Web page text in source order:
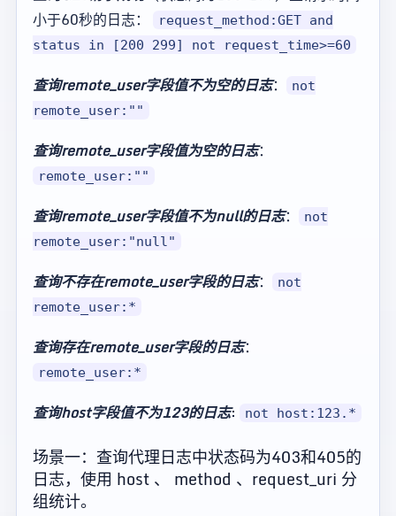
小于60秒的日志：
request_method:GET and
status in [200 299] not request_time>=60
查询remote_user字段值不为空的日志：
not
remote_user:""
查询remote_user字段值为空的日志：
remote_user:""
查询remote_user字段值不为null的日志：
not
remote_user:"null"
查询不存在remote_user字段的日志：
not
remote_user:*
查询存在remote_user字段的日志：
remote_user:*
查询host字段值不为123的日志: not host:123.*
场景一：查询代理日志中状态码为403和405的
日志，使用 host 、 method 、request_uri 分
组统计。